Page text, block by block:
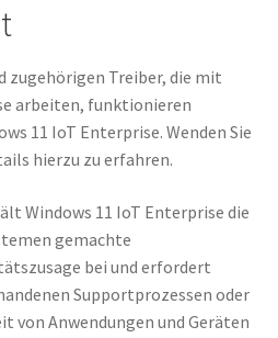
zugehörigen Treiber, die mit
arbeiten, funktionieren
11 IoT Enterprise. Wenden Sie
hierzu zu erfahren.
Windows 11 IoT Enterprise die
gemachte
bei und erfordert
Supportprozessen oder
von Anwendungen und Geräten